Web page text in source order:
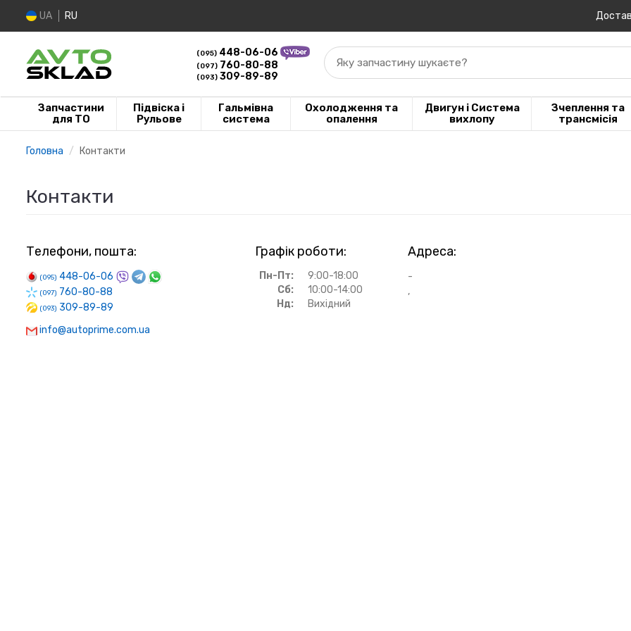
UA RU
(095) 448-06-06
(097) 760-80-88
(093) 309-89-89
Яку запчастину шукаєте?
Запчастини
для ТО
Підвіска і
Рульове
Гальмівна
система
Охолодження та
опалення
Двигун і Система
вихлопу
Зчеплення та
трансмісія
Головна Контакти
Контакти
Телефони, пошта:
(095) 448-06-06
(097) 760-80-88
(093) 309-89-89
info@autoprime.com.ua
Графік роботи:
Пн-Пт:
9:00-18:00
Сб:
10:00-14:00
Нд:
Вихідний
Адреса:
-
,